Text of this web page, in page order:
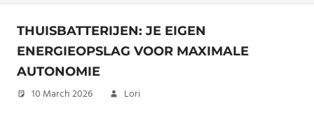
van
een
Gezonder
Leven!"
THUISBATTERIJEN: JE EIGEN
ENERGIEOPSLAG VOOR MAXIMALE
AUTONOMIE
10 March 2026 Lori